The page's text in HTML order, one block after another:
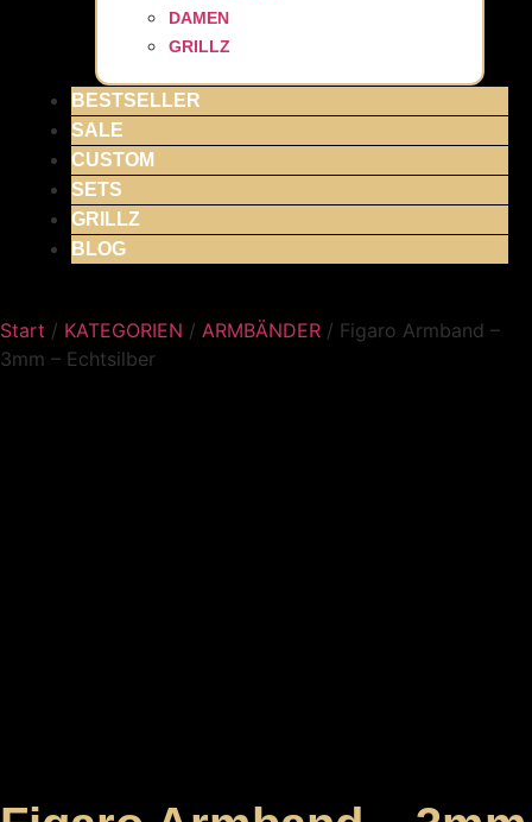
DAMEN
GRILLZ
BESTSELLER
SALE
CUSTOM
SETS
GRILLZ
BLOG
Start / KATEGORIEN / ARMBÄNDER / Figaro Armband –
3mm – Echtsilber